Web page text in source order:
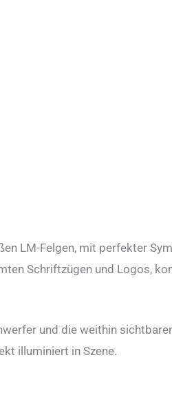
LM-Felgen, mit perfekter
Schriftzügen und Logos,
und die weithin
illuminiert in Szene.